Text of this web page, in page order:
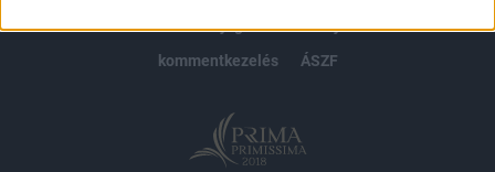
adatvédelem
szerzői jogok médiaajánlat
karrier
kommentkezelés
ÁSZF